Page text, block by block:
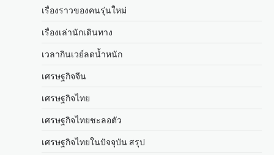
เรื่องราวของคนรุ่นใหม่
เรื่องเล่านักเดินทาง
เวลากินเวย์ลดน้ำหนัก
เศรษฐกิจจีน
เศรษฐกิจไทย
เศรษฐกิจไทยชะลอตัว
เศรษฐกิจไทยในปัจจุบัน สรุป